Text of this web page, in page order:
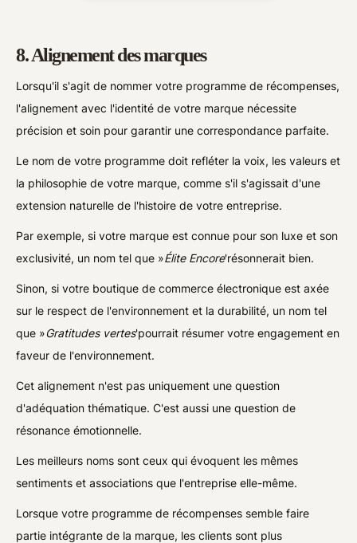
8. Alignement des marques
Lorsqu'il s'agit de nommer votre programme de récompenses,
l'alignement avec l'identité de votre marque nécessite
précision et soin pour garantir une correspondance parfaite.
Le nom de votre programme doit refléter la voix, les valeurs et
la philosophie de votre marque, comme s'il s'agissait d'une
extension naturelle de l'histoire de votre entreprise.
Par exemple, si votre marque est connue pour son luxe et son
exclusivité, un nom tel que »Élite Encore'résonnerait bien.
Sinon, si votre boutique de commerce électronique est axée
sur le respect de l'environnement et la durabilité, un nom tel
que »Gratitudes vertes'pourrait résumer votre engagement en
faveur de l'environnement.
Cet alignement n'est pas uniquement une question
d'adéquation thématique. C'est aussi une question de
résonance émotionnelle.
Les meilleurs noms sont ceux qui évoquent les mêmes
sentiments et associations que l'entreprise elle-même.
Lorsque votre programme de récompenses semble faire
partie intégrante de la marque, les clients sont plus